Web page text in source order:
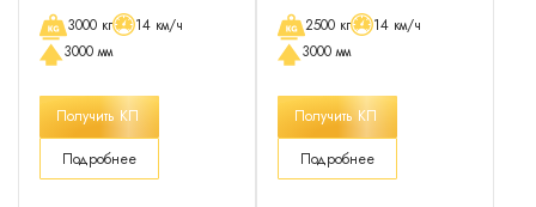
3000 кг
14 км/ч
3000 мм
Получить КП
Подробнее
2500 кг
14 км/ч
3000 мм
Получить КП
Подробнее